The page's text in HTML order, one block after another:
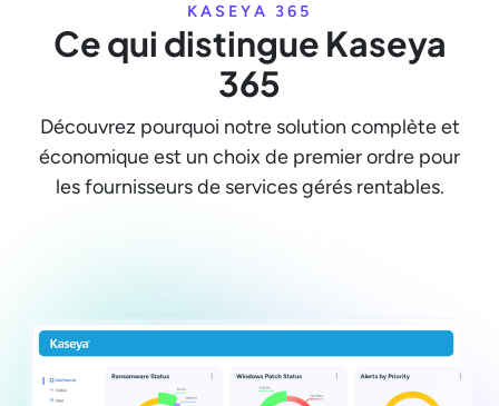
KASEYA 365
Ce qui distingue Kaseya
365
Découvrez pourquoi notre solution complète et
économique est un choix de premier ordre pour
les fournisseurs de services gérés rentables.